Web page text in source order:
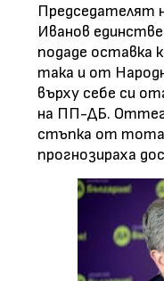
Председателят
Иванов
подаде оставка
така и от
върху себе си
на ПП-ДБ.
стъпка от
прогнозираха